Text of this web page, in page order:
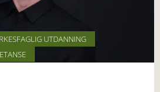
UTDANNING